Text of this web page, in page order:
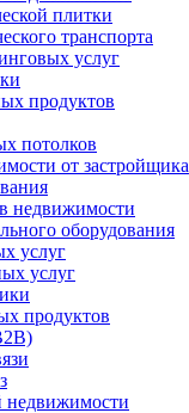
плитки
транспорта
услуг
продуктов
потолков
от застройщика
недвижимости
оборудования
услуг
услуг
продуктов
недвижимости